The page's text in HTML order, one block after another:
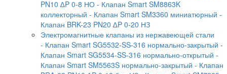
PN10 ∆P 0-8 НО - Клапан Smart SM8863K
коллекторный - Клапан Smart SM3360 миниатюрный -
Клапан BRK-23 PN20 ∆P 0-20 НЗ
Электромагнитные клапаны из нержавеющей стали
- Клапан Smart SG5532-SS-316 нормально-закрытый -
Клапан Smart SG5534-SS-316 нормально-открытый -
Клапан Smart SM5563S нормально-закрытый - Клапан